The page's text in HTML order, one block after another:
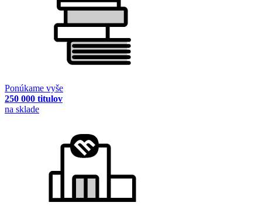
Ponúkame vyše
250 000 titulov
na sklade